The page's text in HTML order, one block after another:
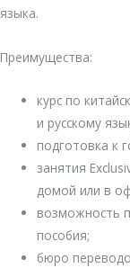
языка.
Преимущества:
курс по
и русскому
подготовка к
занятия
домой или в
возможность
пособия;
бюро